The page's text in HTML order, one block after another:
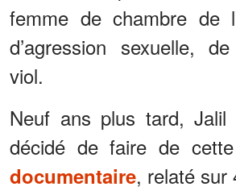
femme de chambre de
d’agression sexuelle,
viol.
Neuf ans plus tard, Jalil
décidé de faire de cette
documentaire, relaté sur